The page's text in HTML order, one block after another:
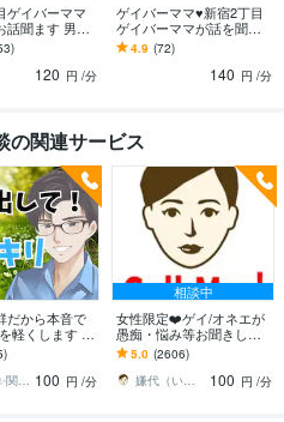
ゲイバーママ
話聞ます 男性
よ 秘密厳守
いちゃうわ→
120 円 /分
ゲイバーママ♥新宿2丁目
ゲイバーママが話を聞き
ます 職場のお悩み・愚痴
を今すぐ話をしたいとき
話してスカッとしてね
4.9 (72)
140 円 /分
の関連サービス
だから本音で
軽くします あ
を最優先✨否
守！愚痴・
ハルマ✨関西の傾聴マスター 100 円 /分
相談中
女性限定❤️ゲイ/オネエが
愚痴・悩み等お聞きしま
す 女性限定！ゲイ/オネエ
が恋愛/人間関係など何で
も聞くわよ！
5.0 (2606)
嫌代（いやよ）
100 円 /分